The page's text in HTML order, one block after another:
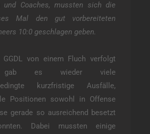
und Coaches, mussten sich die
Mal den gut vorbereiteten
10:0 geschlagen geben.
von einem Fluch verfolgt
gab es wieder viele
kurzfristige Ausfälle,
Positionen sowohl in Offense
gerade so ausreichend besetzt
Dabei mussten einige